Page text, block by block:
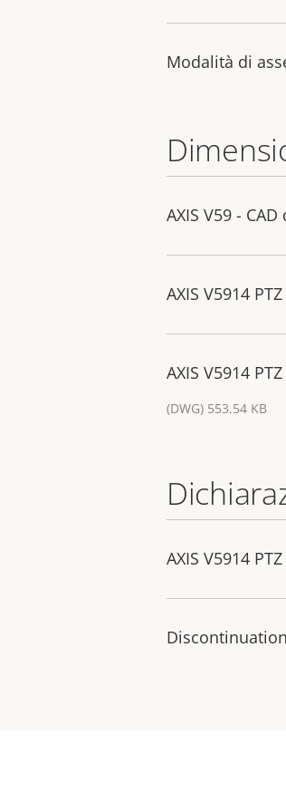
Modalità di
AXIS V59 -
AXIS V5914
AXIS V5914
(DWG) 553.54 KB
AXIS V5914